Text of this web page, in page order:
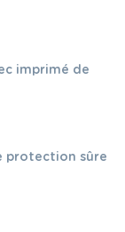
imprimé de
protection sûre